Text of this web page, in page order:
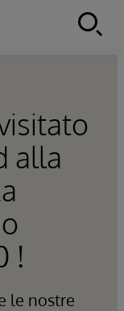
alla
!
le nostre